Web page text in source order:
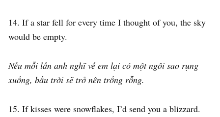
14. If a star fell for every time I thought of you, the sky
would be empty.
Nếu mỗi lần anh nghĩ về em lại có một ngôi sao rụng
xuống, bầu trời sẽ trở nên trống rỗng.
15. If kisses were snowflakes, I’d send you a blizzard.